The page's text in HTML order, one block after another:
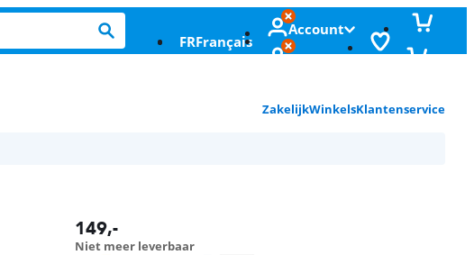
FRFrançais
Account
ZakelijkWinkelsKlantenservice
149,-
Niet meer leverbaar